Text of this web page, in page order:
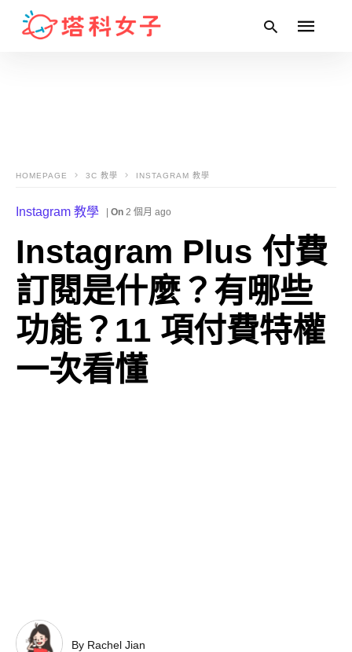
and
HOMEPAGE 3C 教學 INSTAGRAM 教學
Instagram 教學 | On 2 個月 ago
Instagram Plus 付費
訂閱是什麼？有哪些
功能？11 項付費特權
一次看懂
By Rachel Jian